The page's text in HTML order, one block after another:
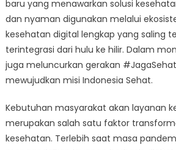
baru yang menawarkan solusi
dan nyaman digunakan melalui
kesehatan digital lengkap yang saling
terintegrasi dari hulu ke hilir. Dalam
juga meluncurkan gerakan
mewujudkan misi Indonesia Sehat.
Kebutuhan masyarakat akan layanan
merupakan salah satu faktor
kesehatan. Terlebih saat masa